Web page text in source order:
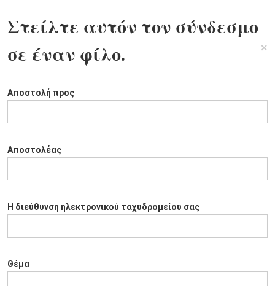
Στείλτε αυτόν τον σύνδεσμο
σε έναν φίλο.
×
Αποστολή προς
Αποστολέας
Η διεύθυνση ηλεκτρονικού ταχυδρομείου σας
Θέμα